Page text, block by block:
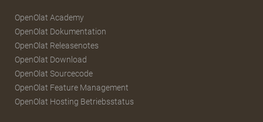
OpenOlat Academy
OpenOlat Dokumentation
OpenOlat Releasenotes
OpenOlat Download
OpenOlat Sourcecode
OpenOlat Feature Management
OpenOlat Hosting Betriebsstatus